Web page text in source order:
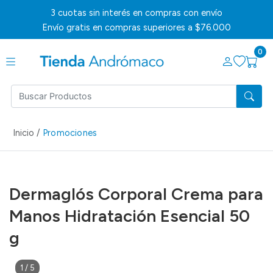
3 cuotas sin interés en compras con envío
Envío gratis en compras superiores a $76.000
0
Inicio / Promociones
Dermaglós Corporal Crema para
Manos Hidratación Esencial 50
g
1 / 5